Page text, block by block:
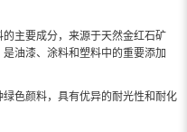
主要成分，来源于天然金红石矿
油漆、涂料和塑料中的重要添加
色颜料，具有优异的耐光性和耐化